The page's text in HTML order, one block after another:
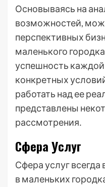
Основываясь на
возможностей,
перспективных
маленького
успешность каждой
конкретных
работать над ее
представлены
рассмотрения․
Сфера Услуг
Сфера услуг
в маленьких